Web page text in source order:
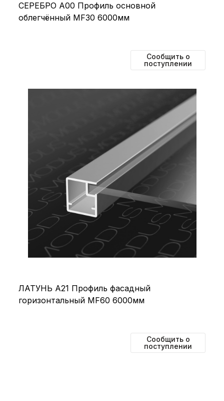
СЕРЕБРО А00 Профиль основной
облегчённый MF30 6000мм
Сообщить о
поступлении
ЛАТУНЬ А21 Профиль фасадный
горизонтальный MF60 6000мм
Сообщить о
поступлении